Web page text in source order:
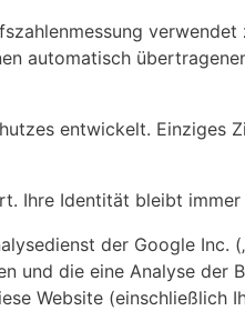
automatisch
entwickelt. Einziges
Ihre Identität bleibt
der Google Inc.
und die eine Analyse der
Website (einschließlich